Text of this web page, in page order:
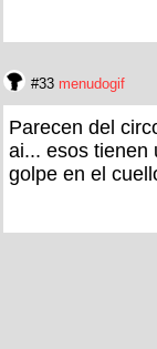
#33 menudogif
Parecen del
ai... esos tienen
golpe en el